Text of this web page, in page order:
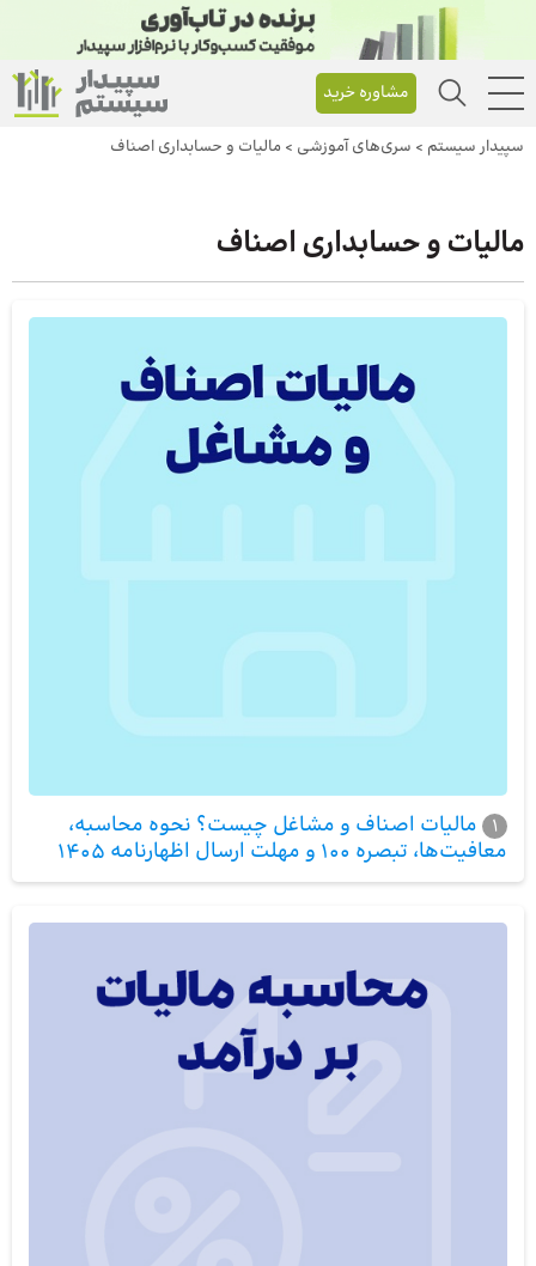
مشاوره خرید
سپیدار سیستم > سری‌های آموزشی > مالیات و حسابداری اصناف
مالیات و حسابداری اصناف
1
مالیات اصناف و مشاغل چیست؟ نحوه محاسبه،
معافیت‌ها، تبصره 100 و مهلت ارسال اظهارنامه 1405